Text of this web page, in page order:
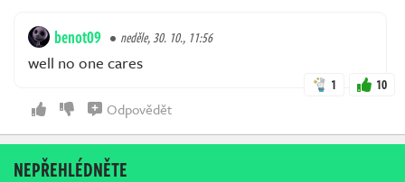
benot09 neděle, 30. 10., 11:56
well no one cares
1 10
Odpovědět
NEPŘEHLÉDNĚTE